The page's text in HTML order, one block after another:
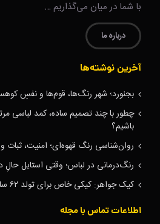
با شما در میان می‌گذاریم …
درباره ما
آخرین نوشته‌ها
بجنورد؛ شهر رنگ‌ها، قوم‌ها و نفسِ
چطور با چند تصمیم ساده، کمد لباسی
باشیم؟
روان‌شناسی رنگ قهوه‌ای؛ امنیت،
رنگ‌درمانی در لباس؛ وقتی استایل
کیک جواهر: کیکی خاص برای تولد ۶۲ سالگی نیتا آمبانی
اطلاعات تماس با مجله